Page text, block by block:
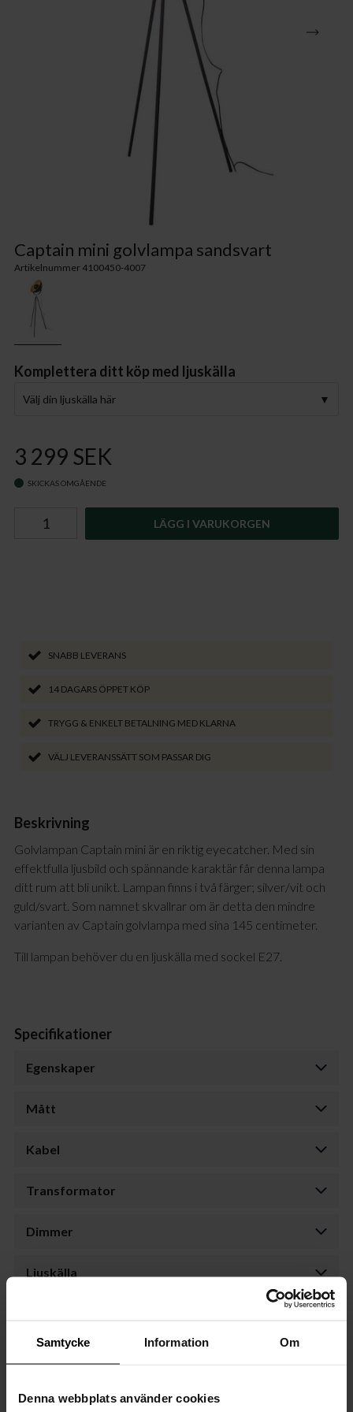
Samtycke Information Om
Denna webbplats använder cookies
Captain mini golvlampa sandsvart
Artikelnummer 4100450-4007
Komplettera ditt köp med ljuskälla
Välj din ljuskälla här
3 299 SEK
SKICKAS OMGÅENDE
LÄGG I VARUKORGEN
SNABB LEVERANS
14 DAGARS ÖPPET KÖP
TRYGG & ENKELT BETALNING MED KLARNA
VÄLJ LEVERANSSÄTT SOM PASSAR DIG
Beskrivning
Golvlampan Captain mini är en riktig eyecatcher. Med sin
effektfulla ljusbild och spännande karaktär får denna lampa
ditt rum att bli unikt. Lampan finns i två färger; silver/vit och
guld/svart. Som namnet skvallrar om är detta den mindre
varianten av Captain golvlampa med sina 145 centimeter.
Till lampan behöver du en ljuskälla med sockel E27.
Specifikationer
Egenskaper
Mått
Kabel
Transformator
Dimmer
Ljuskälla
Ytterkartong